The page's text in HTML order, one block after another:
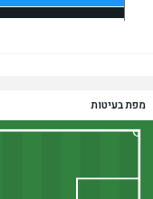
מפת בעיטות